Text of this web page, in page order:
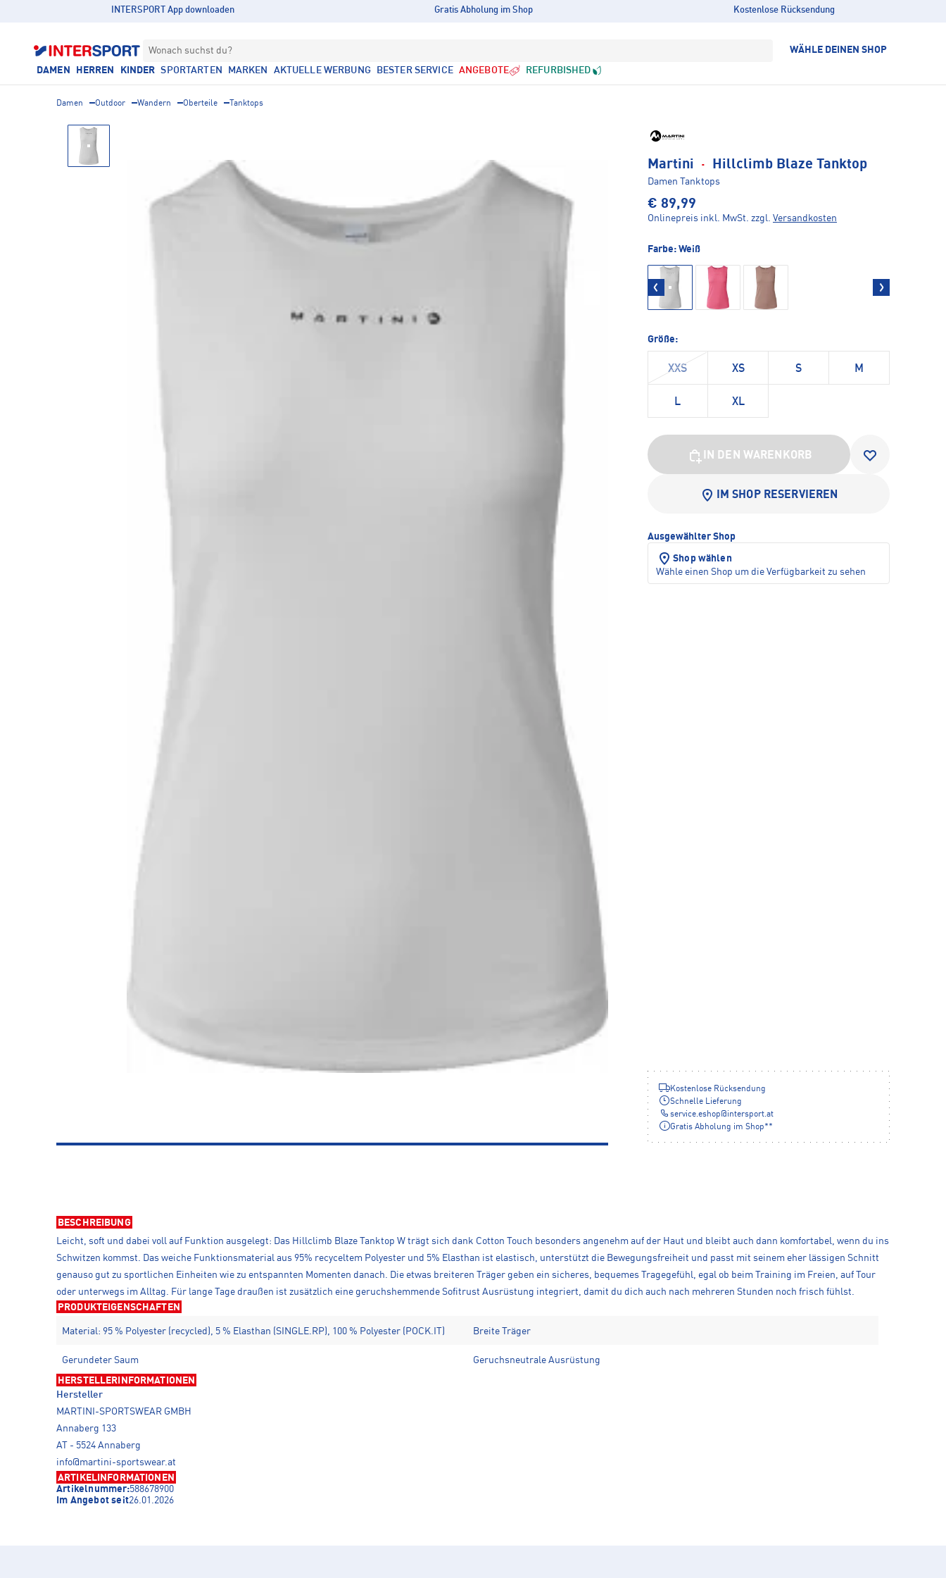
INTERSPORT App downloaden Gratis Abholung im Shop Kostenlose Rücksendung
Wonach suchst du? WÄHLE DEINEN SHOP
DAMEN HERREN KINDER SPORTARTEN MARKEN AKTUELLE WERBUNG BESTER SERVICE ANGEBOTE REFURBISHED
Damen Outdoor Wandern Oberteile Tanktops
Martini · Hillclimb Blaze Tanktop
Damen Tanktops
€ 89,99
Onlinepreis inkl. MwSt. zzgl. Versandkosten
Farbe: Weiß
Größe:
XXS XS S M
L XL
IN DEN WARENKORB
IM SHOP RESERVIEREN
Ausgewählter Shop
Shop wählen
Wähle einen Shop um die Verfügbarkeit zu sehen
Kostenlose Rücksendung
Schnelle Lieferung
service.eshop@intersport.at
Gratis Abholung im Shop**
BESCHREIBUNG
Leicht, soft und dabei voll auf Funktion ausgelegt: Das Hillclimb Blaze Tanktop W trägt sich dank Cotton Touch besonders angenehm auf der Haut und bleibt auch dann komfortabel, wenn du ins
Schwitzen kommst. Das weiche Funktionsmaterial aus 95% recyceltem Polyester und 5% Elasthan ist elastisch, unterstützt die Bewegungsfreiheit und passt mit seinem eher lässigen Schnitt
genauso gut zu sportlichen Einheiten wie zu entspannten Momenten danach. Die etwas breiteren Träger geben ein sicheres, bequemes Tragegefühl, egal ob beim Training im Freien, auf Tour
oder unterwegs im Alltag. Für lange Tage draußen ist zusätzlich eine geruchshemmende Sofitrust Ausrüstung integriert, damit du dich auch nach mehreren Stunden noch frisch fühlst.
PRODUKTEIGENSCHAFTEN
Material: 95 % Polyester (recycled), 5 % Elasthan (SINGLE.RP), 100 % Polyester (POCK.IT) Breite Träger
Gerundeter Saum Geruchsneutrale Ausrüstung
HERSTELLERINFORMATIONEN
Hersteller
MARTINI-SPORTSWEAR GMBH
Annaberg 133
AT - 5524 Annaberg
info@martini-sportswear.at
ARTIKELINFORMATIONEN
Artikelnummer:588678900
Im Angebot seit26.01.2026